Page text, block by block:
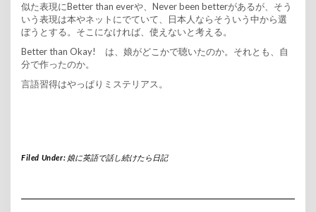
似た表現にBetter than everや、Never been betterがあるが、そう
いう表現は本やネットにでていて、日本人ならそういう中から選
ぼうとする。そこになければ、使えないと考える。
Better than Okay! は、娘がどこかで聴いたのか。それとも、自
分で作ったのか。
言語習得はやっぱりミステリアス。
Filed Under: 娘に英語で話し続けたら日記